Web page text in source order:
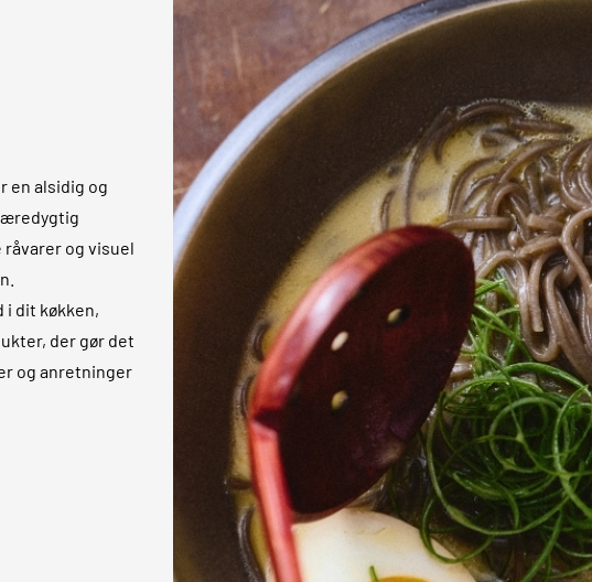
en alsidig og
råvarer og visuel
i dit køkken,
der gør det
og anretninger